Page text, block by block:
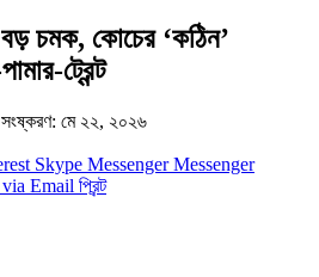
বড় চমক, কোচের ‘কঠিন’
ট্রেন্ট
সংষ্করণ: মে ২২, ২০২৬
Skype Messenger Messenger
via Email প্রিন্ট